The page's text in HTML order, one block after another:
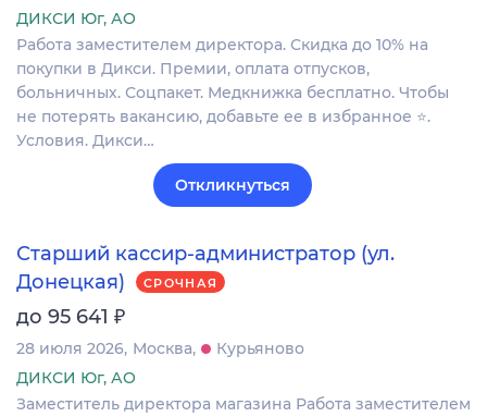
ДИКСИ Юг, АО
Работа заместителем директора. Скидка до 10% на
покупки в Дикси. Премии, оплата отпусков,
больничных. Соцпакет. Медкнижка бесплатно. Чтобы
не потерять вакансию, добавьте ее в избранное ⭐.
Условия. Дикси…
Откликнуться
Старший кассир-администратор (ул.
Донецкая)
СРОЧНАЯ
до 95 641 ₽
28 июля 2026 Москва
Курьяново
ДИКСИ Юг, АО
Заместитель директора магазина Работа заместителем